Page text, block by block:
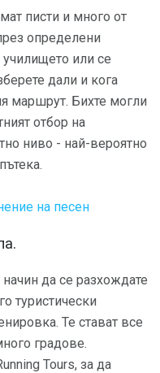
писти и много от
определени
училището или се
дали и кога
маршрут. Бихте могли
отбор на
ниво - най-вероятно
на песен
да се разхождате
туристически
Те стават все
градове.
Tours, за да